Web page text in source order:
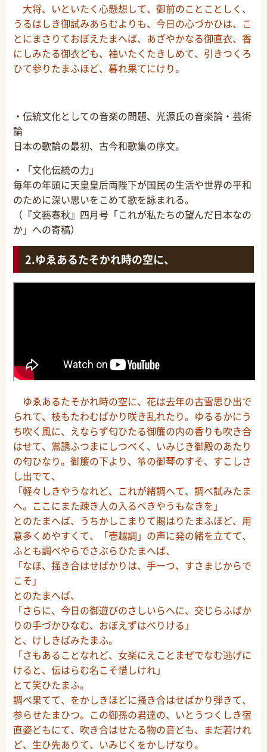
大将、いといたく心懸想して、御前のことことしく、
うるはしき御試みあらむよりも、今日の心づかひは、こ
とにまさりておぼえたまへば、あざやかなる御直衣、香
にしみたる御衣ども、袖いたくたきしめて、引きつくろ
ひて参りたまふほど、暮れ果てにけり。
・伝統文化としての音楽の問題、光源氏の音楽論・芸術
論
日本の歌論の最初、古今和歌集の序文。
・「文化伝統の力」
毎年の年頭に天皇皇后両陛下が国民の生活や世界の平和
のために深い思いをこめて歌を詠まれる。
（『文藝春秋』四月号「これが私たちの望んだ日本なの
か」への寄稿）
ゆゑあるたそかれ時の空に、
ゆゑあるたそかれ時の空に、花は去年の古雪思ひ出で
られて、枝もたわむばかり咲き乱れたり。ゆるるかにう
ち吹く風に、えならず匂ひたる御簾の内の香りも吹き合
はせて、鴬誘ふつまにしつべく、いみじき御殿のあたり
の匂ひなり。御簾の下より、箏の御琴のすそ、すこしさ
し出でて、
「軽々しきやうなれど、これが緒調へて、調べ試みたま
へ。ここにまた疎き人の入るべきやうもなきを」
とのたまへば、うちかしこまりて賜はりたまふほど、用
意多くめやすくて、「壱越調」の声に発の緒を立てて、
ふとも調べやらでさぶらひたまへば、
「なほ、掻き合はせばかりは、手一つ、すさまじからで
こそ」
とのたまへば、
「さらに、今日の御遊びのさしいらへに、交じらふばか
りの手づかひなむ、おぼえずはべりける」
と、けしきばみたまふ。
「さもあることなれど、女楽にえことまぜでなむ逃げに
けると、伝はらむ名こそ惜しけれ」
とて笑ひたまふ。
調べ果てて、をかしきほどに掻き合はせばかり弾きて、
参らせたまひつ。この御孫の君達の、いとうつくしき宿
直姿どもにて、吹き合はせたる物の音ども、まだ若けれ
ど、生ひ先ありて、いみじくをかしげなり。